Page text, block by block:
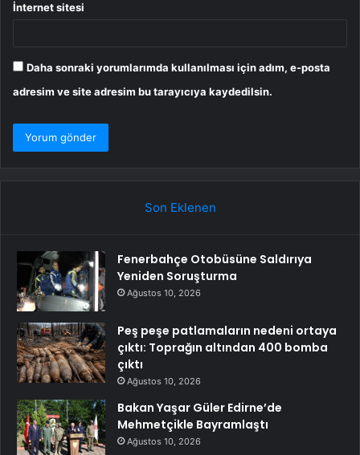
İnternet sitesi
Daha sonraki yorumlarımda kullanılması için adım, e-posta
adresim ve site adresim bu tarayıcıya kaydedilsin.
Son Eklenen
Fenerbahçe Otobüsüne Saldırıya
Yeniden Soruşturma
Ağustos 10, 2026
Peş peşe patlamaların nedeni ortaya
çıktı: Toprağın altından 400 bomba
çıktı
Ağustos 10, 2026
Bakan Yaşar Güler Edirne’de
Mehmetçikle Bayramlaştı
Ağustos 10, 2026